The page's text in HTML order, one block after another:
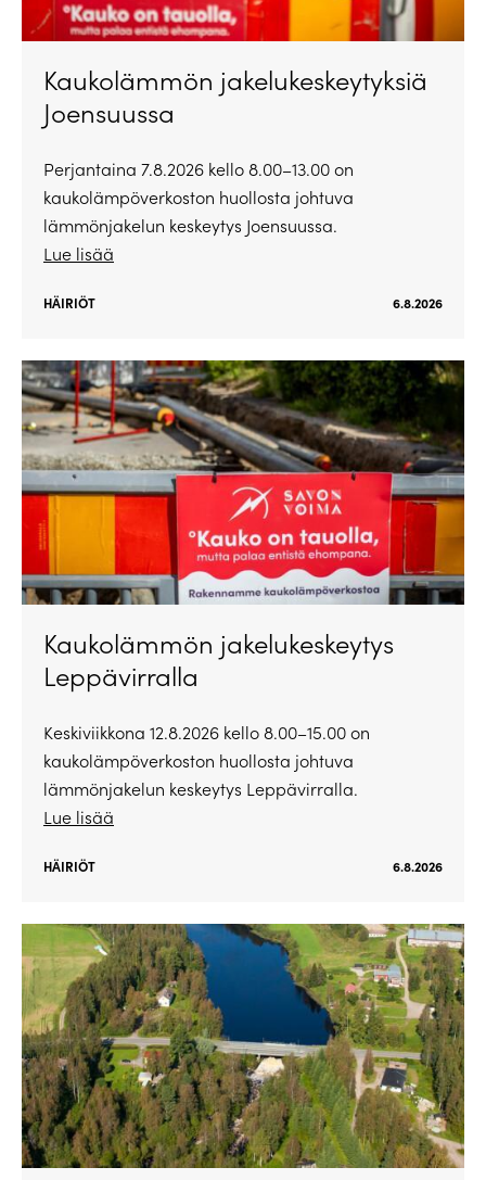
Kaukolämmön jakelukeskeytyksiä
Joensuussa
Perjantaina 7.8.2026 kello 8.00–13.00 on
kaukolämpöverkoston huollosta johtuva
lämmönjakelun keskeytys Joensuussa.
Lue lisää
HÄIRIÖT 6.8.2026
Kaukolämmön jakelukeskeytys
Leppävirralla
Keskiviikkona 12.8.2026 kello 8.00–15.00 on
kaukolämpöverkoston huollosta johtuva
lämmönjakelun keskeytys Leppävirralla.
Lue lisää
HÄIRIÖT 6.8.2026